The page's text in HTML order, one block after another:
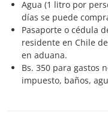
Agua (1 litro por
días se puede
Pasaporte o cédula
residente en Chile
en aduana.
Bs. 350 para gastos
impuesto, baños,